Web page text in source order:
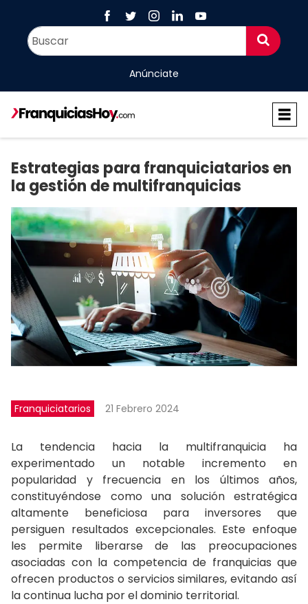
Anúnciate
Estrategias para franquiciatarios en
la gestión de multifranquicias
Franquiciatarios 21 Febrero 2024
La tendencia hacia la multifranquicia ha
experimentado un notable incremento en
popularidad y frecuencia en los últimos años,
constituyéndose como una solución estratégica
altamente beneficiosa para inversores que
persiguen resultados excepcionales. Este enfoque
les permite liberarse de las preocupaciones
asociadas con la competencia de franquicias que
ofrecen productos o servicios similares, evitando así
la continua lucha por el dominio territorial.